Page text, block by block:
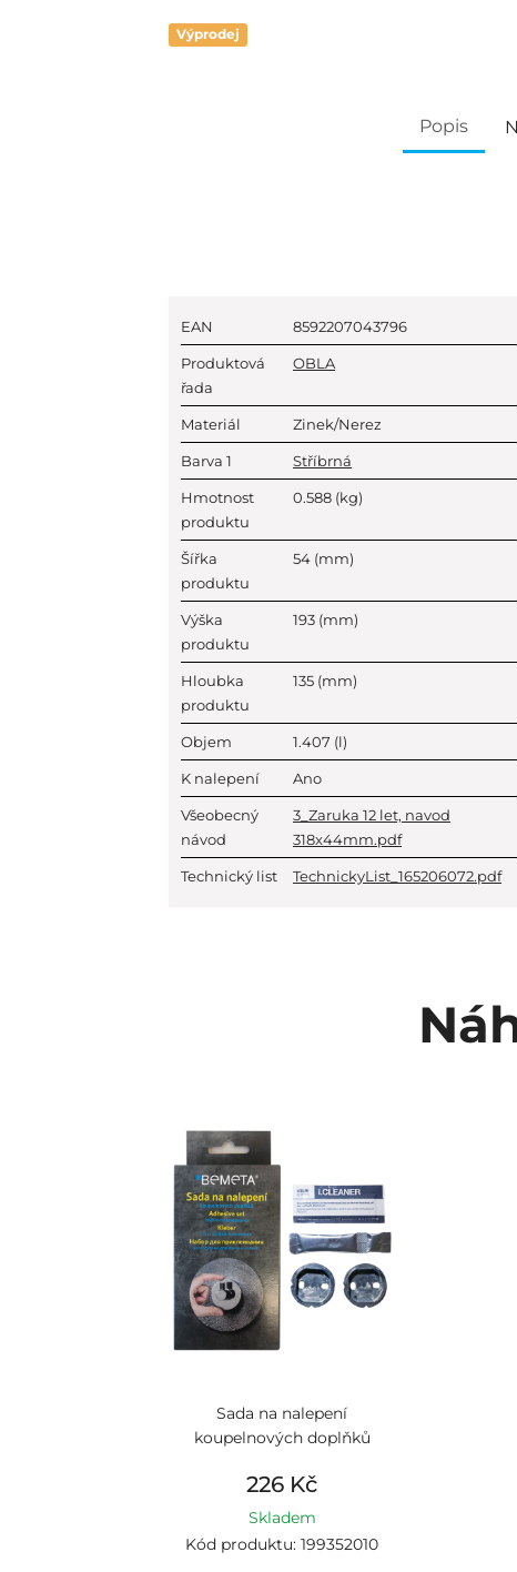
Výprodej
Popis
EAN 8592207043796
Produktová
řada
OBLA
Materiál Zinek/Nerez
Barva 1 Stříbrná
Hmotnost
produktu
0.588 (kg)
Šířka
produktu
54 (mm)
Výška
produktu
193 (mm)
Hloubka
produktu
135 (mm)
Objem 1.407 (l)
K nalepení Ano
Všeobecný
návod
3_Zaruka 12 let, navod
318x44mm.pdf
Technický list TechnickyList_165206072.pdf
Sada na nalepení
koupelnových doplňků
226 Kč
Skladem
Kód produktu: 199352010